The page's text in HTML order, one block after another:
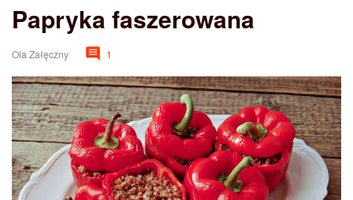
Papryka faszerowana
Ola Załęczny 1